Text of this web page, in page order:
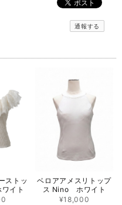
通報する
ストッ
イト
ベロアアメスリトップ
ス Nino ホワイト
¥18,000